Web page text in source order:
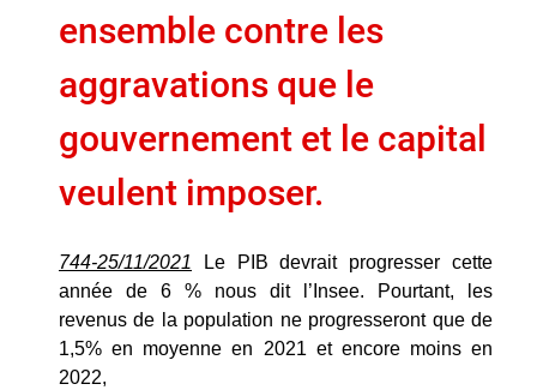
ensemble contre les
aggravations que le
gouvernement et le capital
veulent imposer.
744-25/11/2021 Le PIB devrait progresser cette
année de 6 % nous dit l’Insee. Pourtant, les
revenus de la population ne progresseront que de
1,5% en moyenne en 2021 et encore moins en
2022,